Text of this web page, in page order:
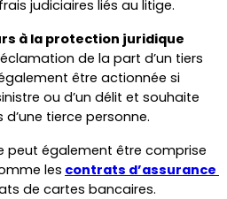
judiciaires liés au litige.
à la protection juridique
de la part d’un tiers
être actionnée si
ou d’un délit et souhaite
tierce personne.
peut également être comprise
les contrats d’assurance
de cartes bancaires.